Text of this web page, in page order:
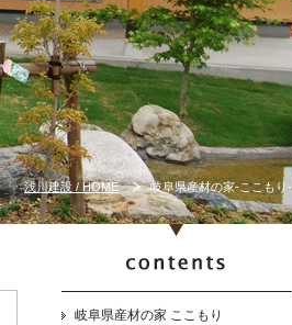
浅川建設 / HOME 岐阜県産材の家-ここもり-
岐阜県産材の家 ここもり